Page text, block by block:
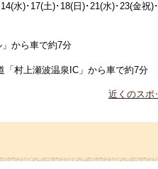
水)･17(土)･18(日)･21(水)･23(金祝)
から車で約7分
「村上瀬波温泉IC」から車で約7分
近くのスポ